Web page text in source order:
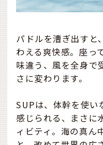
パドルを漕ぎ出すと
わえる爽快感。座っ
味違う、風を全身で
さに変わります。
SUPは、体幹を使い
感じられる、まさに
ィビティ。海の真ん